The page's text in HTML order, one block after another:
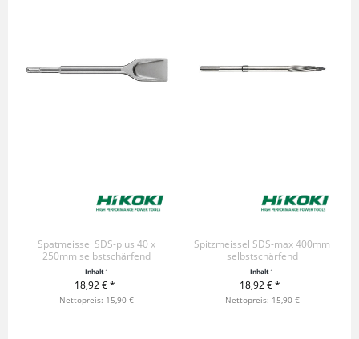
Spatmeissel SDS-plus 40 x
250mm selbstschärfend
Inhalt 1
18,92 € *
+ IN DEN WARENKORB
Nettopreis: 15,90 €
Spitzmeissel SDS-max 400mm
selbstschärfend
Inhalt 1
18,92 € *
+ IN DEN WARENKORB
Nettopreis: 15,90 €